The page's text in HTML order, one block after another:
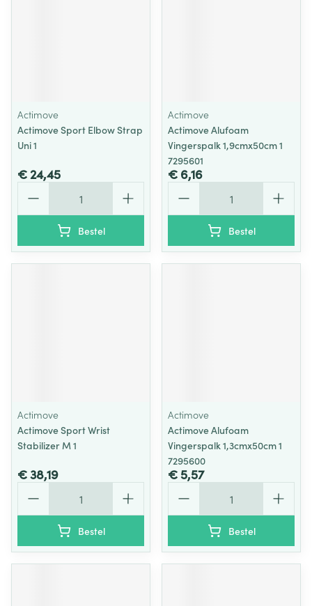
Actimove
Actimove Sport Elbow Strap
Uni 1
€ 24,45
Bestel
Actimove
Actimove Alufoam
Vingerspalk 1,9cmx50cm 1
7295601
€ 6,16
Bestel
Actimove
Actimove Sport Wrist
Stabilizer M 1
€ 38,19
Bestel
Actimove
Actimove Alufoam
Vingerspalk 1,3cmx50cm 1
7295600
€ 5,57
Bestel